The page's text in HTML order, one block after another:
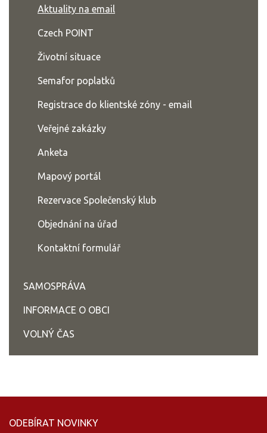
Aktuality na email
Czech POINT
Životní situace
Semafor poplatků
Registrace do klientské zóny - email
Veřejné zakázky
Anketa
Mapový portál
Rezervace Společenský klub
Objednání na úřad
Kontaktní formulář
SAMOSPRÁVA
INFORMACE O OBCI
VOLNÝ ČAS
ODEBÍRAT NOVINKY